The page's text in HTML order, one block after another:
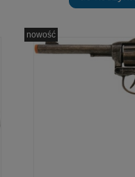
nowość